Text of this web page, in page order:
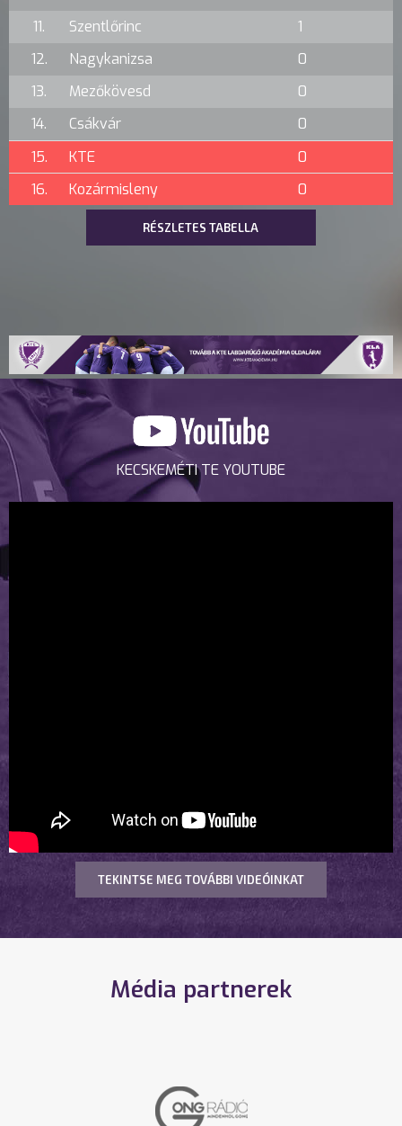
11.
Szentlőrinc
1
12.
Nagykanizsa
0
13.
Mezőkövesd
0
14.
Csákvár
0
15.
KTE
0
16.
Kozármisleny 0
RÉSZLETES TABELLA
KECSKEMÉTI TE YOUTUBE
TEKINTSE MEG TOVÁBBI VIDEÓINKAT
Média partnerek